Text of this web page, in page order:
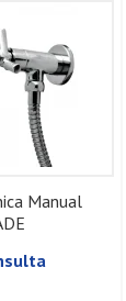
Manual